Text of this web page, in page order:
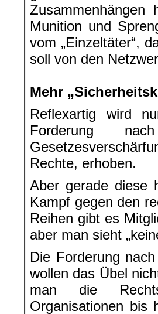
Rechte, erhoben.
Aber gerade diese
Kampf gegen den
Reihen gibt es
Die Forderung
wollen das Übel
man die
Organisationen bis
und faschistische
will der Staat nicht!
Im Gegenteil!
Polizeistaates
Vincenzo
Volk dazu bringen,
Für diesen Staat
Faschisten und